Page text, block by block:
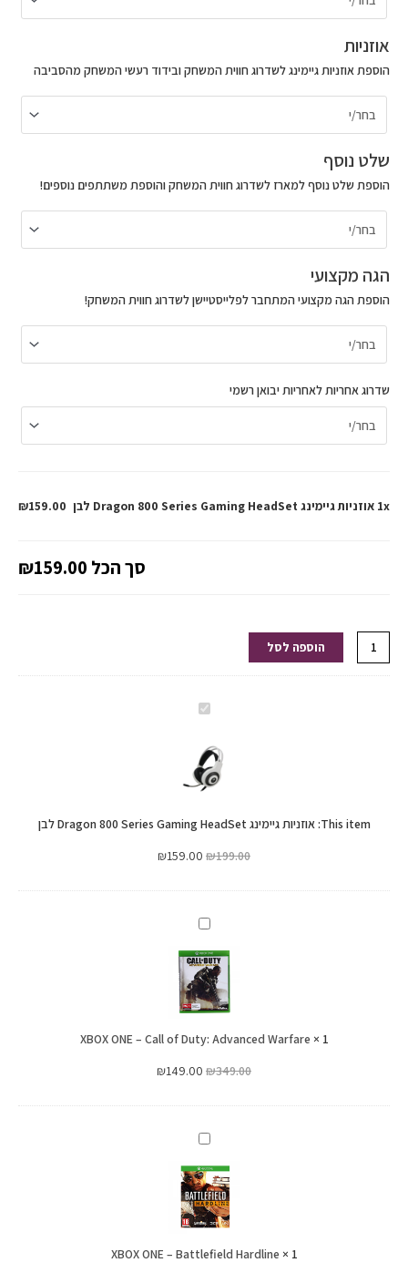
אוזניות
הוספת אוזניות גיימינג לשדרוג חווית המשחק ובידוד רעשי המשחק מהסביבה
שלט נוסף
הוספת שלט נוסף למארז לשדרוג חווית המשחק והוספת משתתפים נוספים!
הגה מקצועי
הוספת הגה מקצועי המתחבר לפלייסטיישן לשדרוג חווית המשחק!
שדרוג אחריות לאחריות יבואן רשמי
1x אוזניות גיימינג Dragon 800 Series Gaming HeadSet לבן ₪159.00
סך הכל ₪159.00
800
הוספה לסל
אוזניות
Dragon
800
Gaming
This item: אוזניות גיימינג Dragon 800 Series Gaming HeadSet לבן
₪199.00
₪159.00
XBOX
ONE
–
Call
of
Duty:
1
×
XBOX ONE – Call of Duty: Advanced Warfare
₪349.00
₪149.00
XBOX
ONE
–
Battlefield
Hardline
1
×
XBOX ONE – Battlefield Hardline